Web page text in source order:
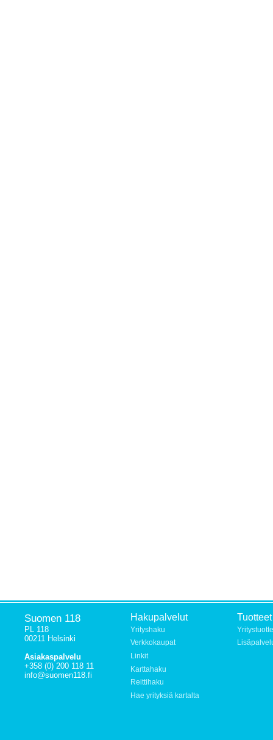
Suomen 118
PL 118
00211 Helsinki
Asiakaspalvelu
+358 (0) 200 118 11
info@suomen118.fi
Hakupalvelut
Yrityshaku
Verkkokaupat
Linkit
Karttahaku
Reittihaku
Hae yrityksiä kartalta